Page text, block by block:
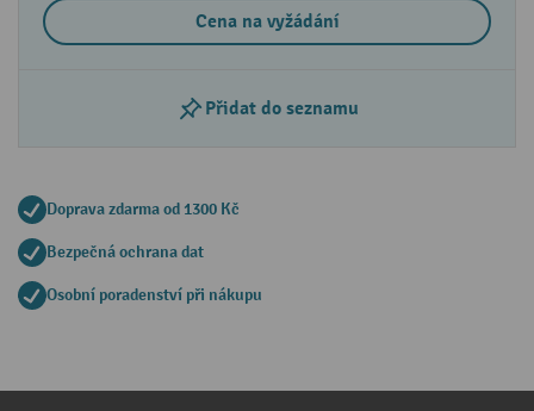
Cena na vyžádání
Přidat do seznamu
Doprava zdarma od 1300 Kč
Bezpečná ochrana dat
Osobní poradenství při nákupu